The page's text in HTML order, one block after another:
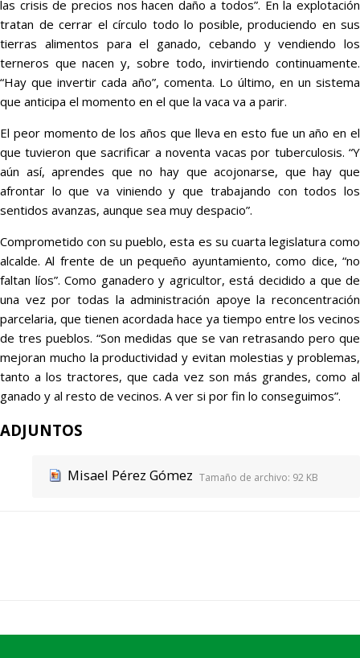
las crisis de precios nos hacen daño a todos”. En la explotación
tratan de cerrar el círculo todo lo posible, produciendo en sus
tierras alimentos para el ganado, cebando y vendiendo los
terneros que nacen y, sobre todo, invirtiendo continuamente.
“Hay que invertir cada año”, comenta. Lo último, en un sistema
que anticipa el momento en el que la vaca va a parir.
El peor momento de los años que lleva en esto fue un año en el
que tuvieron que sacrificar a noventa vacas por tuberculosis. “Y
aún así, aprendes que no hay que acojonarse, que hay que
afrontar lo que va viniendo y que trabajando con todos los
sentidos avanzas, aunque sea muy despacio”.
Comprometido con su pueblo, esta es su cuarta legislatura como
alcalde. Al frente de un pequeño ayuntamiento, como dice, “no
faltan líos”. Como ganadero y agricultor, está decidido a que de
una vez por todas la administración apoye la reconcentración
parcelaria, que tienen acordada hace ya tiempo entre los vecinos
de tres pueblos. “Son medidas que se van retrasando pero que
mejoran mucho la productividad y evitan molestias y problemas,
tanto a los tractores, que cada vez son más grandes, como al
ganado y al resto de vecinos. A ver si por fin lo conseguimos”.
ADJUNTOS
Misael Pérez Gómez Tamaño de archivo: 92 KB